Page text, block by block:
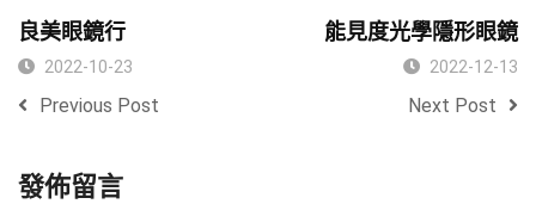
良美眼鏡行
2022-10-23
Previous Post
能見度光學隱形眼鏡
2022-12-13
Next Post
發佈留言